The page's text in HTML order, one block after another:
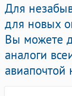
Для
для новых
Вы можете
аналоги